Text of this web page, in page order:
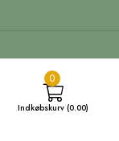
0
Indkøbskurv (0.00)